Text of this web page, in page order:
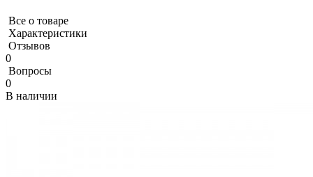
Все о товаре
Характеристики
Отзывов
0
Вопросы
0
В наличии